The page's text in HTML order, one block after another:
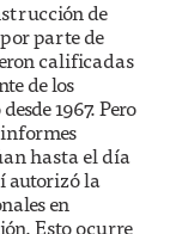
de
parte de
calificadas
de los
1967. Pero
hasta el día
autorizó la
en
Esto ocurre